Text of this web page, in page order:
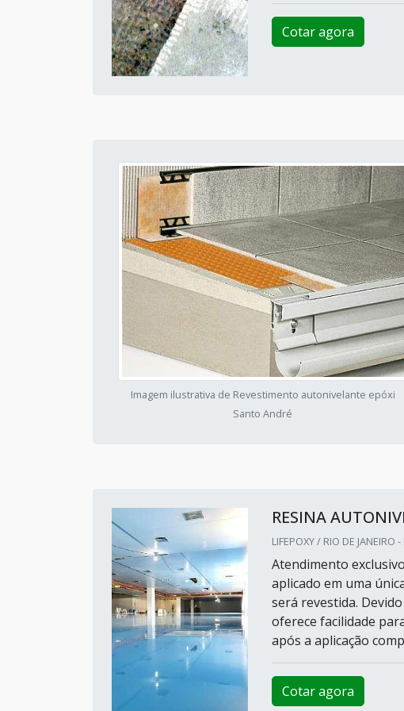
Cotar agora
Imagem ilustrativa de Revestimento autonivelante epóxi
Santo André
RESINA
LIFEPOXY / RIO DE JANEIRO -
Atendimento
aplicado em uma
será revestida.
oferece facilidade
após a aplicação
Cotar agora